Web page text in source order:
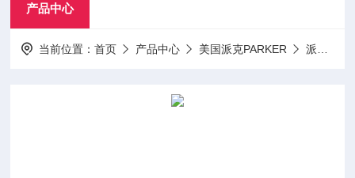
产品中心
当前位置：首页 产品中心 美国派克PARKER 派克PARKER阀